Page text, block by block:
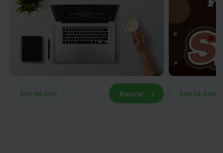
Son 44 Gün Başvur Son 42 Gün